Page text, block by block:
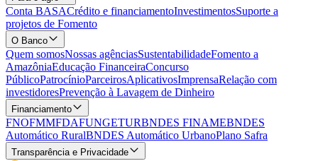
Conta BASACrédito e financiamentoInvestimentosSuporte a
projetos de Fomento
O Banco
Quem somosNossas agênciasSustentabilidadeFomento a
AmazôniaEducação FinanceiraConcurso
PúblicoPatrocínioParceirosAplicativosImprensaRelação com
investidoresPrevenção à Lavagem de Dinheiro
Financiamento
FNOFMMFDAFUNGETURBNDES FINAMEBNDES
Automático RuralBNDES Automático UrbanoPlano Safra
Transparência e Privacidade